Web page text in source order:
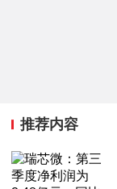
推荐内容